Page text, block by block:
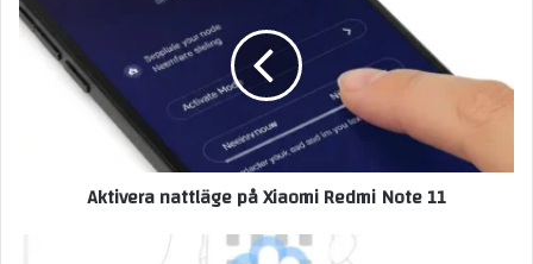
Aktivera nattläge på Xiaomi Redmi Note 11